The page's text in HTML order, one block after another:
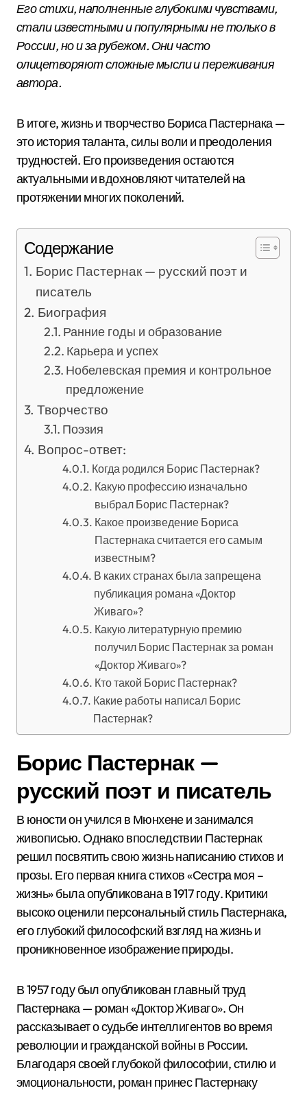
Его стихи, наполненные глубокими чувствами,
стали известными и популярными не только в
России, но и за рубежом. Они часто
олицетворяют сложные мысли и переживания
автора.
В итоге, жизнь и творчество Бориса Пастернака —
это история таланта, силы воли и преодоления
трудностей. Его произведения остаются
актуальными и вдохновляют читателей на
протяжении многих поколений.
Содержание
Борис Пастернак — русский поэт и
писатель
Биография
Ранние годы и образование
Карьера и успех
Нобелевская премия и контрольное
предложение
Творчество
Поэзия
Вопрос-ответ:
Когда родился Борис Пастернак?
Какую профессию изначально
выбрал Борис Пастернак?
Какое произведение Бориса
Пастернака считается его самым
известным?
В каких странах была запрещена
публикация романа «Доктор
Живаго»?
Какую литературную премию
получил Борис Пастернак за роман
«Доктор Живаго»?
Кто такой Борис Пастернак?
Какие работы написал Борис
Пастернак?
Борис Пастернак —
русский поэт и писатель
В юности он учился в Мюнхене и занимался
живописью. Однако впоследствии Пастернак
решил посвятить свою жизнь написанию стихов и
прозы. Его первая книга стихов «Сестра моя –
жизнь» была опубликована в 1917 году. Критики
высоко оценили персональный стиль Пастернака,
его глубокий философский взгляд на жизнь и
проникновенное изображение природы.
В 1957 году был опубликован главный труд
Пастернака — роман «Доктор Живаго». Он
рассказывает о судьбе интеллигентов во время
революции и гражданской войны в России.
Благодаря своей глубокой философии, стилю и
эмоциональности, роман принес Пастернаку